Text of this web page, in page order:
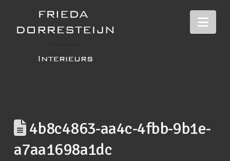
4b8c4863-aa4c-4fbb-9b1e-
a7aa1698a1dc